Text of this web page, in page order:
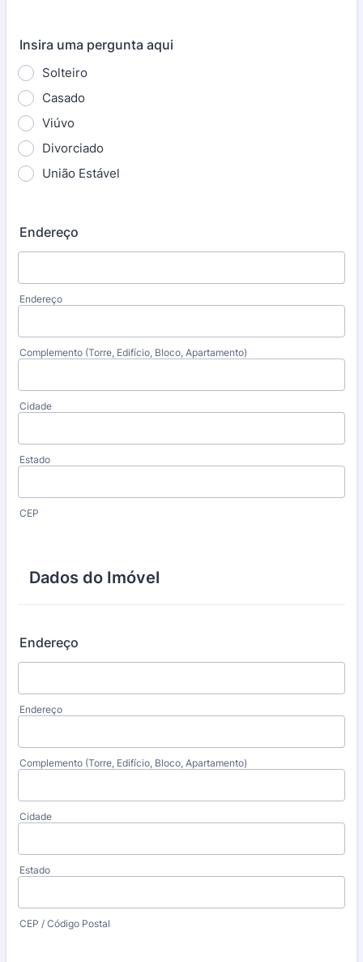
Insira uma pergunta aqui
Solteiro
Casado
Viúvo
Divorciado
União Estável
Endereço
Endereço
Complemento (Torre, Edifício, Bloco, Apartamento)
Cidade
Estado
CEP
Dados do Imóvel
Endereço
Endereço
Complemento (Torre, Edifício, Bloco, Apartamento)
Cidade
Estado
CEP / Código Postal